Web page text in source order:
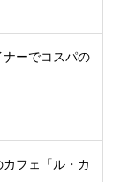
ーでコスパの
フェ「ル・カ